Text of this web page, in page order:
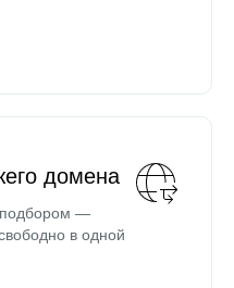
домена
подбором —
в одной